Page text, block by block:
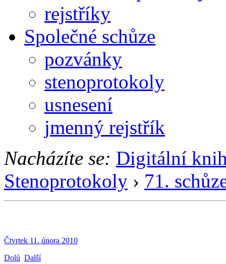
rejstříky
Společné schůze
pozvánky
stenoprotokoly
usnesení
jmenný rejstřík
Nacházíte se: Digitální
Stenoprotokoly › 71.
Čtvrtek 11. února 2010
Dolů Další